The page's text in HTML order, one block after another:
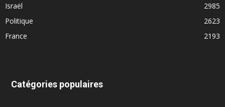
Israël
2985
Politique
2623
France
2193
Catégories populaires